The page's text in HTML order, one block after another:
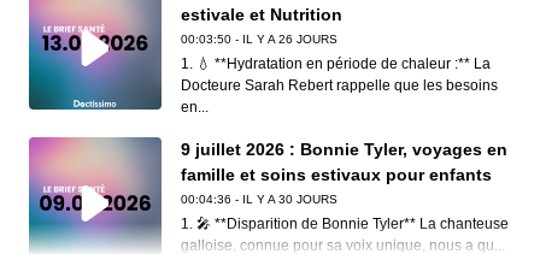
estivale et Nutrition
00:03:50 - IL Y A 26 JOURS
1. 💧 **Hydratation en période de chaleur :** La
Docteure Sarah Rebert rappelle que les besoins
en...
9 juillet 2026 : Bonnie Tyler, voyages en
famille et soins estivaux pour enfants
00:04:36 - IL Y A 30 JOURS
1. 🎤 **Disparition de Bonnie Tyler** La chanteuse
galloise, connue pour sa voix unique, nous a qu...